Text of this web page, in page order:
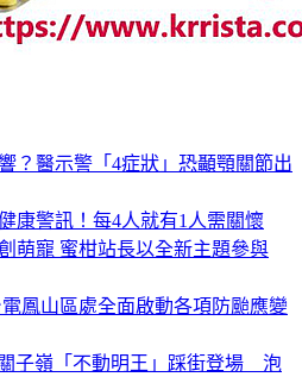
？醫示警「4症狀」恐顳顎關節出
康警訊！每4人就有1人需關懷
萌寵 蜜柑站長以全新主題參與
鳳山區處全面啟動各項防颱應變
子嶺「不動明王」踩街登場 泡